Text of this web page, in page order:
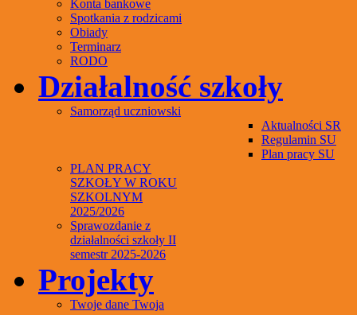
Konta bankowe
Spotkania z rodzicami
Obiady
Terminarz
RODO
Działalność szkoły
Samorząd uczniowski
Aktualności SR
Regulamin SU
Plan pracy SU
PLAN PRACY
SZKOŁY W ROKU
SZKOLNYM
2025/2026
Sprawozdanie z
działalności szkoły II
semestr 2025-2026
Projekty
Twoje dane Twoja